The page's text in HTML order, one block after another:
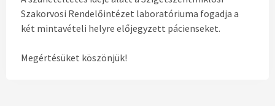
Szakorvosi Rendelőintézet laboratóriuma fogadja a
két mintavételi helyre előjegyzett pácienseket.
Megértésüket köszönjük!